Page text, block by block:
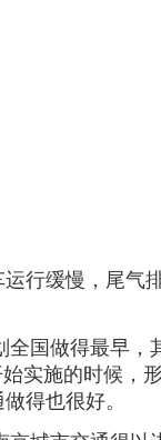
行缓慢，尾气
国做得最早，
实施的时候，
得也很好。